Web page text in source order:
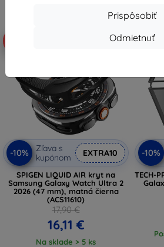
Prispôsobiť
Odmietnuť
Novinka
-10%
Zľava s
kupónom
EXTRA10
SPIGEN LIQUID AIR kryt na
Samsung Galaxy Watch Ultra 2
2026 (47 mm), matná čierna
(ACS11610)
17,90 €
16,11 €
Na sklade > 5 ks
-10%
-10%
TECH-